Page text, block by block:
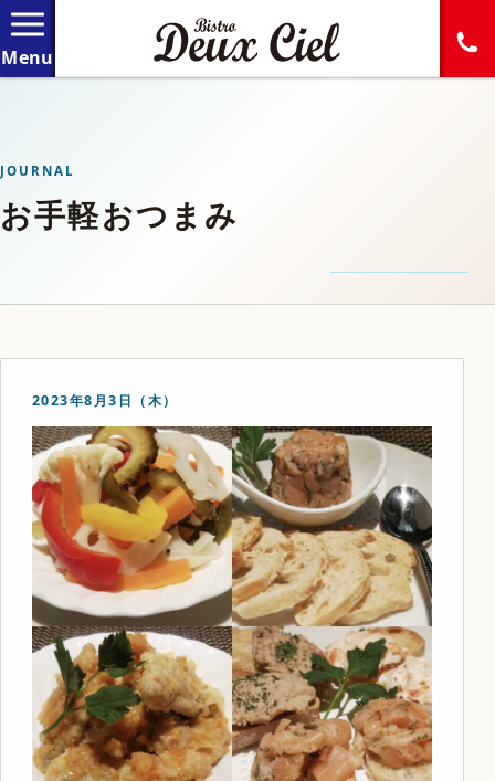
JOURNAL
お手軽おつまみ
2023年8月3日（木）